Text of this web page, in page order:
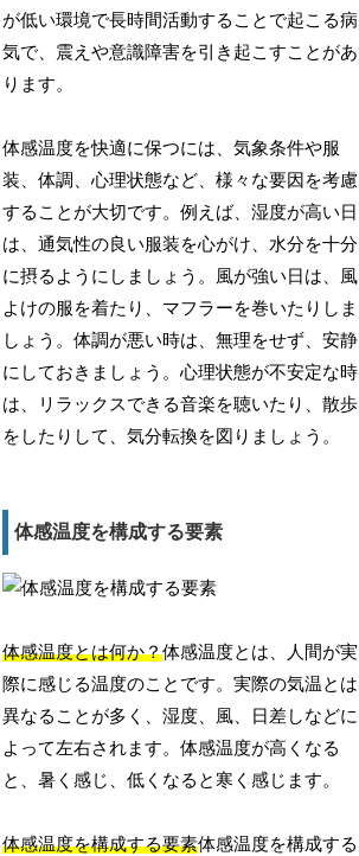
が低い環境で長時間活動することで起こる病
気で、震えや意識障害を引き起こすことがあ
ります。
体感温度を快適に保つには、気象条件や服
装、体調、心理状態など、様々な要因を考慮
することが大切です。例えば、湿度が高い日
は、通気性の良い服装を心がけ、水分を十分
に摂るようにしましょう。風が強い日は、風
よけの服を着たり、マフラーを巻いたりしま
しょう。体調が悪い時は、無理をせず、安静
にしておきましょう。心理状態が不安定な時
は、リラックスできる音楽を聴いたり、散歩
をしたりして、気分転換を図りましょう。
体感温度を構成する要素
体感温度とは何か？体感温度とは、人間が実
際に感じる温度のことです。実際の気温とは
異なることが多く、湿度、風、日差しなどに
よって左右されます。体感温度が高くなる
と、暑く感じ、低くなると寒く感じます。
体感温度を構成する要素体感温度を構成する